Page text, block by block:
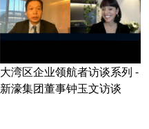
大湾区企业领航者访谈系列 -
新濠集团董事钟玉文访谈